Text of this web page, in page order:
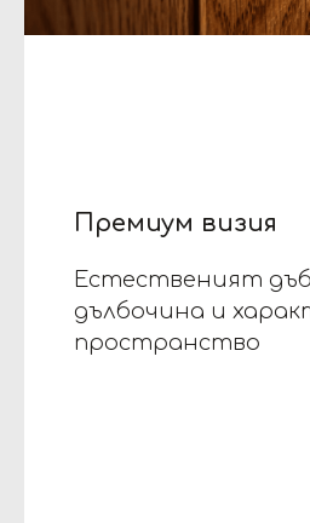
Премиум визия
Естественият
дълбочина и
пространство